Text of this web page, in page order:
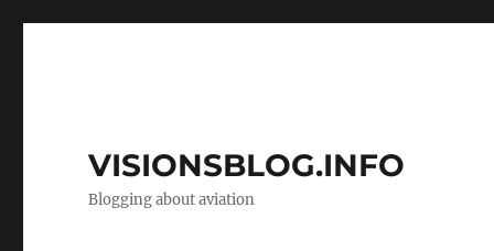
VISIONSBLOG.INFO
Blogging about aviation